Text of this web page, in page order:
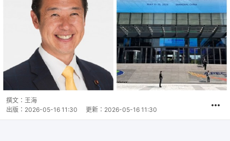
撰文： 王海
出版： 2026-05-16 11:30 更新： 2026-05-16 11:30